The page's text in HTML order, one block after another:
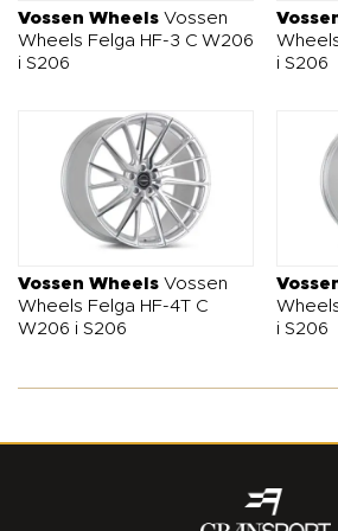
Vossen Wheels Vossen
Wheels Felga HF-3 C W206
i S206
i S206
Vossen Wheels Vossen
Wheels Felga HF-4T C
W206 i S206
i S206